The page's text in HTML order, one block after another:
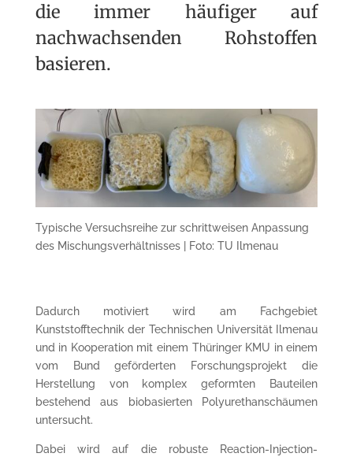
die immer häufiger auf
nachwachsenden Rohstoffen
basieren.
Typische Versuchsreihe zur schrittweisen Anpassung
des Mischungsverhältnisses | Foto: TU Ilmenau
Dadurch motiviert wird am Fachgebiet
Kunststofftechnik der Technischen Universität Ilmenau
und in Kooperation mit einem Thüringer KMU in einem
vom Bund geförderten Forschungsprojekt die
Herstellung von komplex geformten Bauteilen
bestehend aus biobasierten Polyurethanschäumen
untersucht.
Dabei wird auf die robuste Reaction-Injection-